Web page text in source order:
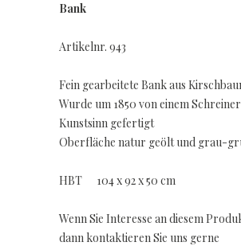
Bank
Artikelnr. 943
Fein gearbeitete Bank aus
Wurde um 1850 von einem
Kunstsinn gefertigt
Oberfläche natur geölt und grau-
HBT 104 x 92 x 50 cm
Wenn Sie Interesse an diesem
dann kontaktieren Sie uns gerne